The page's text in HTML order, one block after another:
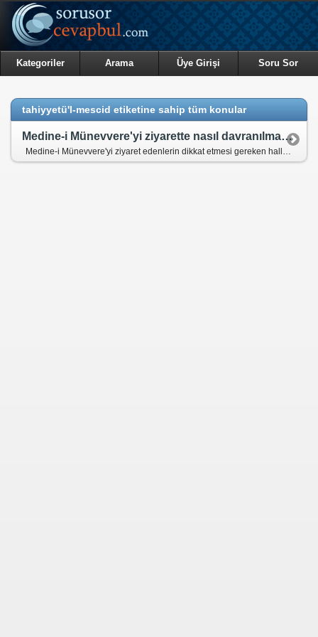
Kategoriler Arama Üye Girişi Soru Sor
tahiyyetü'l-mescid etiketine sahip tüm konular
Medine-i Münevvere'yi ziyarette nasıl davranılması gerekmektedir?
Medine-i Münevvere'yi ziyaret edenlerin dikkat etmesi gereken haller nelerdir?